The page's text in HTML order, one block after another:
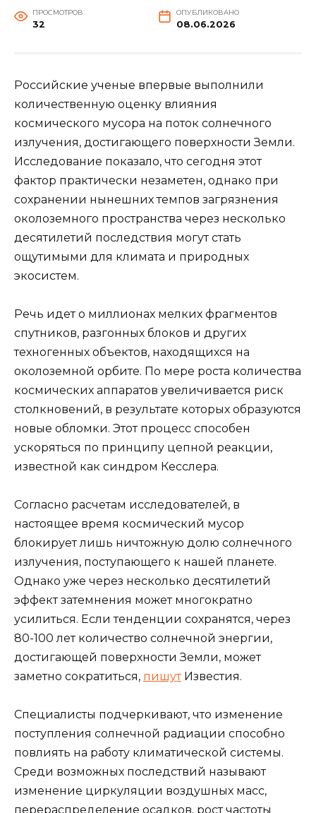
ПРОСМОТРОВ
32
ОПУБЛИКОВАНО
08.06.2026
Российские ученые впервые выполнили
количественную оценку влияния
космического мусора на поток солнечного
излучения, достигающего поверхности Земли.
Исследование показало, что сегодня этот
фактор практически незаметен, однако при
сохранении нынешних темпов загрязнения
околоземного пространства через несколько
десятилетий последствия могут стать
ощутимыми для климата и природных
экосистем.
Речь идет о миллионах мелких фрагментов
спутников, разгонных блоков и других
техногенных объектов, находящихся на
околоземной орбите. По мере роста количества
космических аппаратов увеличивается риск
столкновений, в результате которых образуются
новые обломки. Этот процесс способен
ускоряться по принципу цепной реакции,
известной как синдром Кесслера.
Согласно расчетам исследователей, в
настоящее время космический мусор
блокирует лишь ничтожную долю солнечного
излучения, поступающего к нашей планете.
Однако уже через несколько десятилетий
эффект затемнения может многократно
усилиться. Если тенденции сохранятся, через
80-100 лет количество солнечной энергии,
достигающей поверхности Земли, может
заметно сократиться, пишутИзвестия.
Специалисты подчеркивают, что изменение
поступления солнечной радиации способно
повлиять на работу климатической системы.
Среди возможных последствий называют
изменение циркуляции воздушных масс,
перераспределение осадков, рост частоты